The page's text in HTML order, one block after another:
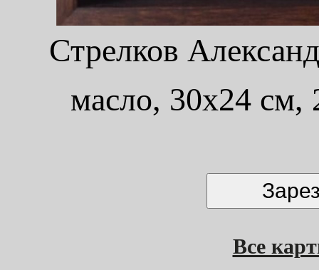
Стрелков
масло, 30x24 см,
Все